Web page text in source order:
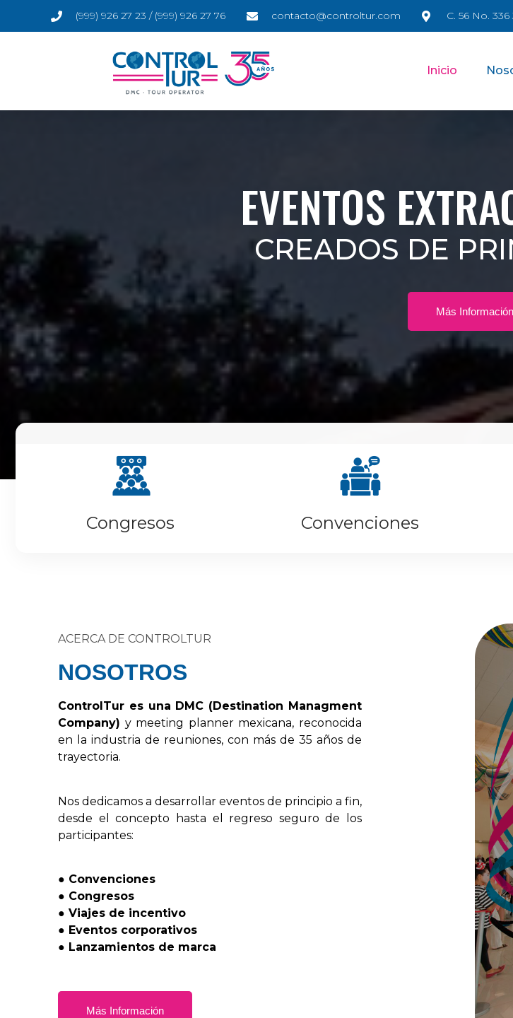
(999) 926 27 23 / (999) 926 27 76 contacto@controltur.com C. 56 No.
Inicio
EVENTOS
CREADOS DE
Más Información
Congresos Convenciones
ACERCA DE CONTROLTUR
NOSOTROS
Control Tur es una DMC (Destination Managment
Company) y meeting planner mexicana, reconocida
en
la industria de reuniones, con más de 35 años de
trayectoria.
Nos dedicamos a desarrollar eventos de principio a fin,
desde el concepto hasta el regreso seguro de
los
participantes:
● Convenciones
● Congresos
● Viajes de incentivo
● Eventos corporativos
● Lanzamientos de marca
Más Información